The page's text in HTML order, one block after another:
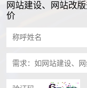
网站建设、网站改
价